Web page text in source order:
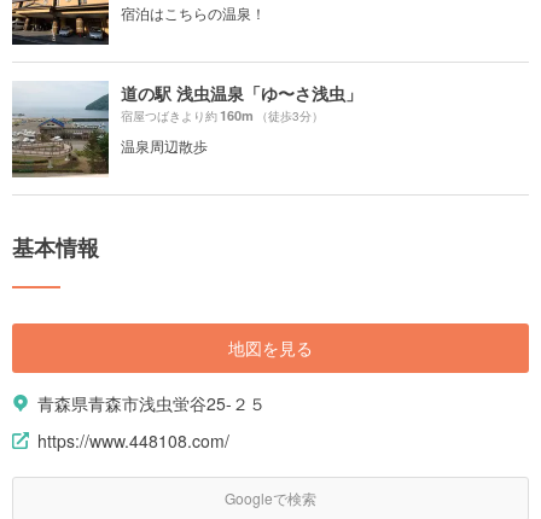
宿泊はこちらの温泉！
道の駅 浅虫温泉「ゆ〜さ浅虫」
宿屋つばきより約160m （徒歩3分）
温泉周辺散歩
基本情報
地図を見る
青森県青森市浅虫蛍谷25-２５
https://www.448108.com/
Googleで検索